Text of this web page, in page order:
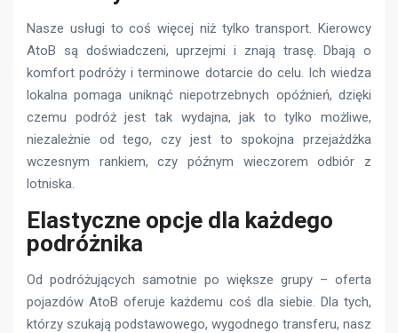
Nasze usługi to coś więcej niż tylko transport. Kierowcy
AtoB są doświadczeni, uprzejmi i znają trasę. Dbają o
komfort podróży i terminowe dotarcie do celu. Ich wiedza
lokalna pomaga uniknąć niepotrzebnych opóźnień, dzięki
czemu podróż jest tak wydajna, jak to tylko możliwe,
niezależnie od tego, czy jest to spokojna przejażdżka
wczesnym rankiem, czy późnym wieczorem odbiór z
lotniska.
Elastyczne opcje dla każdego
podróżnika
Od podróżujących samotnie po większe grupy – oferta
pojazdów AtoB oferuje każdemu coś dla siebie. Dla tych,
którzy szukają podstawowego, wygodnego transferu, nasz